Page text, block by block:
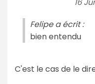
Felipe a écrit :
bien entendu
C'est le cas de le